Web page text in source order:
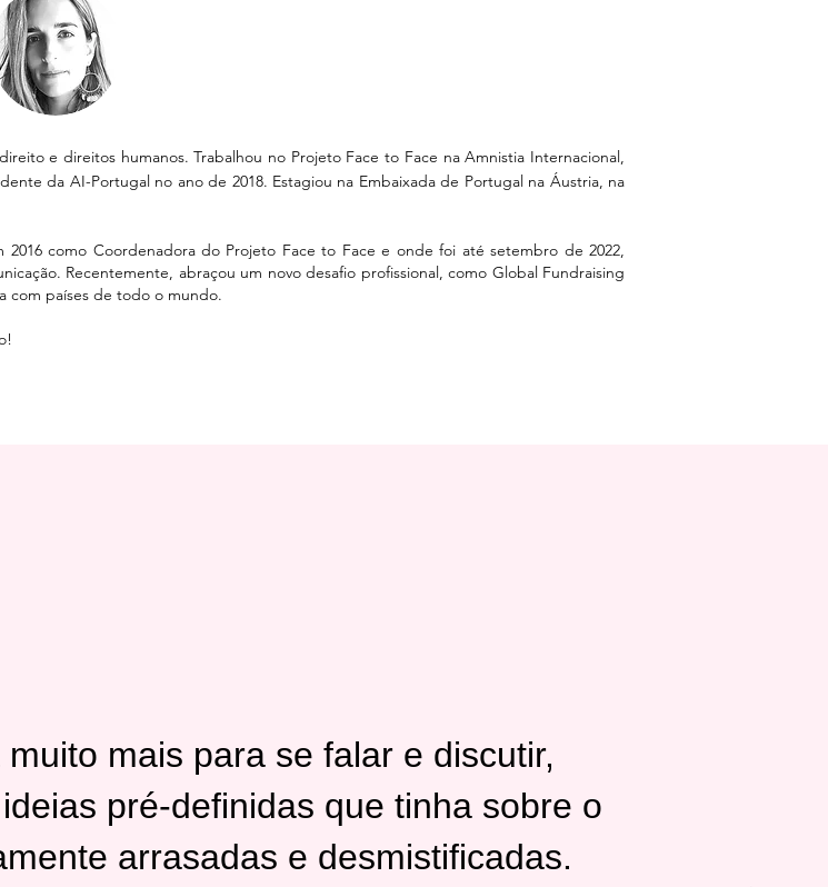
e direitos humanos. Trabalhou no Projeto Face to Face na Amnistia Internacional,
da AI-Portugal no ano de 2018. Estagiou na Embaixada de Portugal na Áustria, na
como Coordenadora do Projeto Face to Face e onde foi até setembro de 2022,
Recentemente, abraçou um novo desafio profissional, como Global Fundraising
com países de todo o mundo.
mais para se falar e discutir,
pré-definidas que tinha sobre o
arrasadas e desmistificadas.